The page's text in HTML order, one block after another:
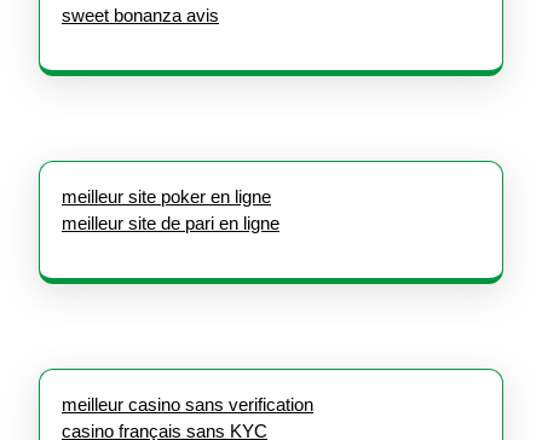
sweet bonanza avis
meilleur site poker en ligne
meilleur site de pari en ligne
meilleur casino sans verification
casino français sans KYC